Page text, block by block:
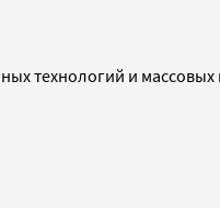
технологий и